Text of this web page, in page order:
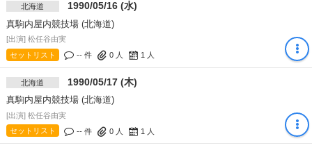
北海道 1990/05/16 (水)
真駒内屋内競技場 (北海道)
[出演] 松任谷由実
セットリスト
-- 件 0人 1 人
北海道 1990/05/17 (木)
真駒内屋内競技場 (北海道)
[出演] 松任谷由実
セットリスト
-- 件 0人 1 人